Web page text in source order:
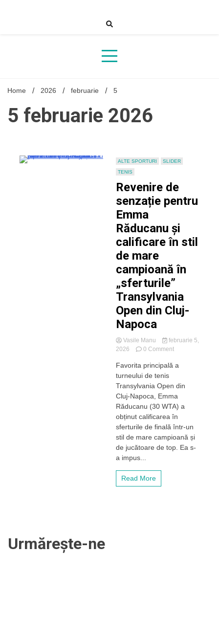
Home 2026 februarie 5
5 februarie 2026
ALTE SPORTURI
SLIDER
TENIS
Revenire de
senzație pentru
Emma
Răducanu și
calificare în stil
de mare
campioană în
„sferturile”
Transylvania
Open din Cluj-
Napoca
Vasile Manu
februarie 5,
2026
0 Commenton
de
pentru
și
calificare
în
stil
de
Favorita principală a
turneului de tenis
Transylvania Open din
Cluj-Napoca, Emma
Răducanu (30 WTA) a
obținut calificarea în
sferturile de finală într-un
stil de mare campioană și
de jucătoare de top. Ea s-
a impus...
Read More
Urmărește-ne